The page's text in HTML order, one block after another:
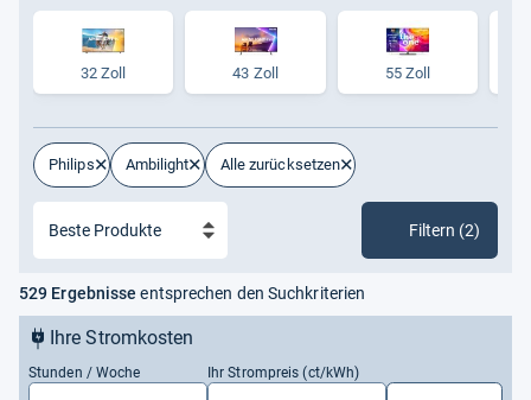
32 Zoll 43 Zoll 55 Zoll
Philips Ambilight Alle zurücksetzen
Filtern (2)
529 Ergebnisse entsprechen den Suchkriterien
Ihre Stromkosten
Stunden / Woche Ihr Strompreis (ct/kWh)